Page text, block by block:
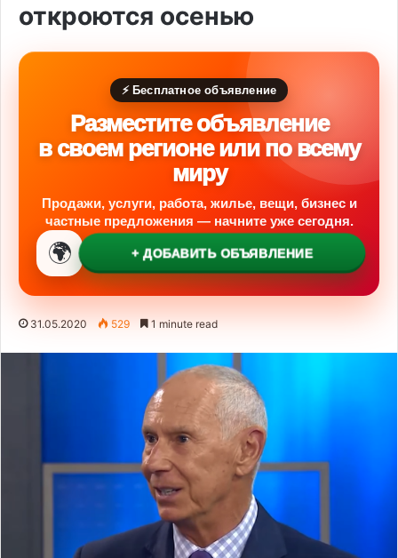
откроются осенью
⚡ Бесплатное объявление
Разместите объявление
в своем регионе или по всему
миру
Продажи, услуги, работа, жилье, вещи, бизнес и
частные предложения — начните уже сегодня.
🌍 + ДОБАВИТЬ ОБЪЯВЛЕНИЕ
31.05.2020 529 1 minute read